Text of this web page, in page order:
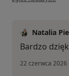
Natalia
Bardzo
22 czerwca 2026